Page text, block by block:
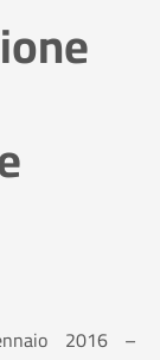
2016 –